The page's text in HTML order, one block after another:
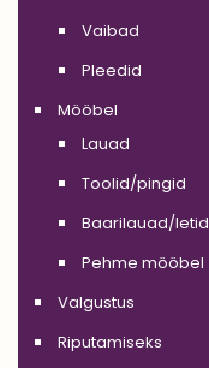
Vaibad
Pleedid
Mööbel
Lauad
Toolid/pingid
Baarilauad/letid
Pehme mööbel
Valgustus
Riputamiseks